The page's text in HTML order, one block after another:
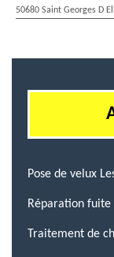
50680 Saint Georges D
Pose de velux
Réparation fuite
Traitement de